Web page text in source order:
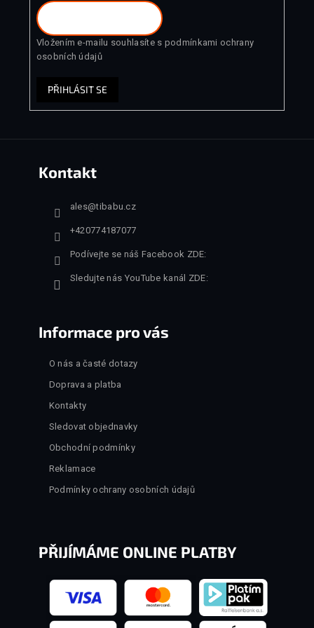
Vložením e-mailu souhlasíte s podmínkami ochrany
osobních údajů
PŘIHLÁSIT SE
Kontakt
ales@tibabu.cz
+420774187077
Podívejte se náš Facebook ZDE:
Sledujte nás YouTube kanál ZDE:
Informace pro vás
O nás a časté dotazy
Doprava a platba
Kontakty
Sledovat objednavky
Obchodní podmínky
Reklamace
Podmínky ochrany osobních údajů
PŘIJÍMÁME ONLINE PLATBY